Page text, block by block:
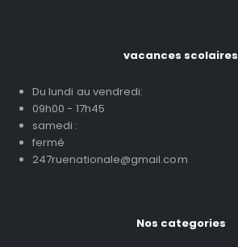
vacances scolaires
Du lundi au vendredi:
09h00 - 17h45
samedi :
fermé
247ruenationale@gmail.com
Nos categories